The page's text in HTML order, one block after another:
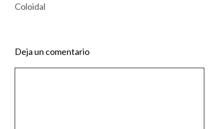
Coloidal
Deja un comentario